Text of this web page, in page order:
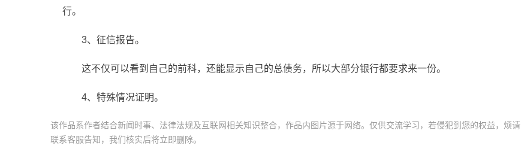
行。
3、征信报告。
这不仅可以看到自己的前科，还能显示自己的总债务，所以大部分银行都要求来一份。
4、特殊情况证明。
该作品系作者结合新闻时事、法律法规及互联网相关知识整合，作品内图片源于网络。仅供交流学习，若侵犯到您的权益，烦请
联系客服告知，我们核实后将立即删除。